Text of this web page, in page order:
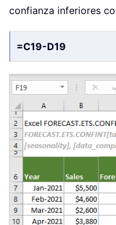
confianza inferiores
=C19-D19